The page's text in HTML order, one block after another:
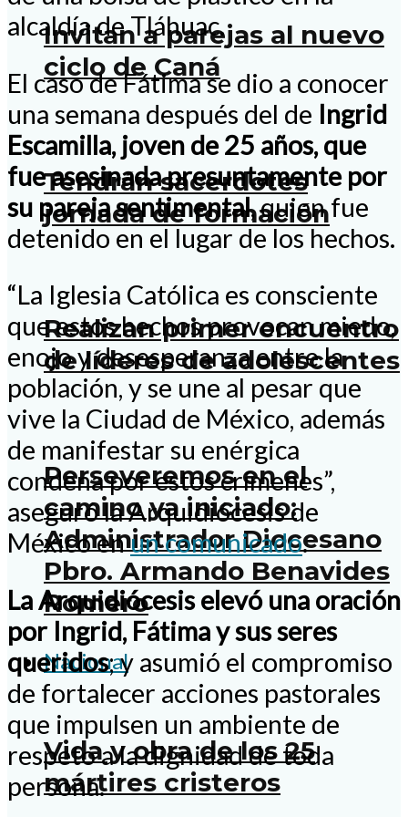
Invitan a parejas al nuevo
ciclo de Caná
Tendrán sacerdotes
jornada de formación
Realizan primer encuentro
de líderes de adolescentes
Perseveremos en el
camino ya iniciado:
Administrador Diocesano
Pbro. Armando Benavides
Romero
Nacional
Vida y obra de los 25
mártires cristeros
alcaldía de Tláhuac.
El caso de Fátima se dio a conocer
una semana después del de Ingrid
Escamilla, joven de 25 años, que
fue asesinada presuntamente por
su pareja sentimental, quien fue
detenido en el lugar de los hechos.
“La Iglesia Católica es consciente
que estos hechos provocan miedo,
enojo y desesperanza entre la
población, y se une al pesar que
vive la Ciudad de México, además
de manifestar su enérgica
condena por estos crímenes”,
aseguró la Arquidiócesis de
México enun comunicado.
La Arquidiócesis elevó una oración
por Ingrid, Fátima y sus seres
queridos; y asumió el compromiso
de fortalecer acciones pastorales
que impulsen un ambiente de
respeto a la dignidad de toda
persona.